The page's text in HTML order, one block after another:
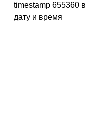
timestamp 655360 в
дату и время